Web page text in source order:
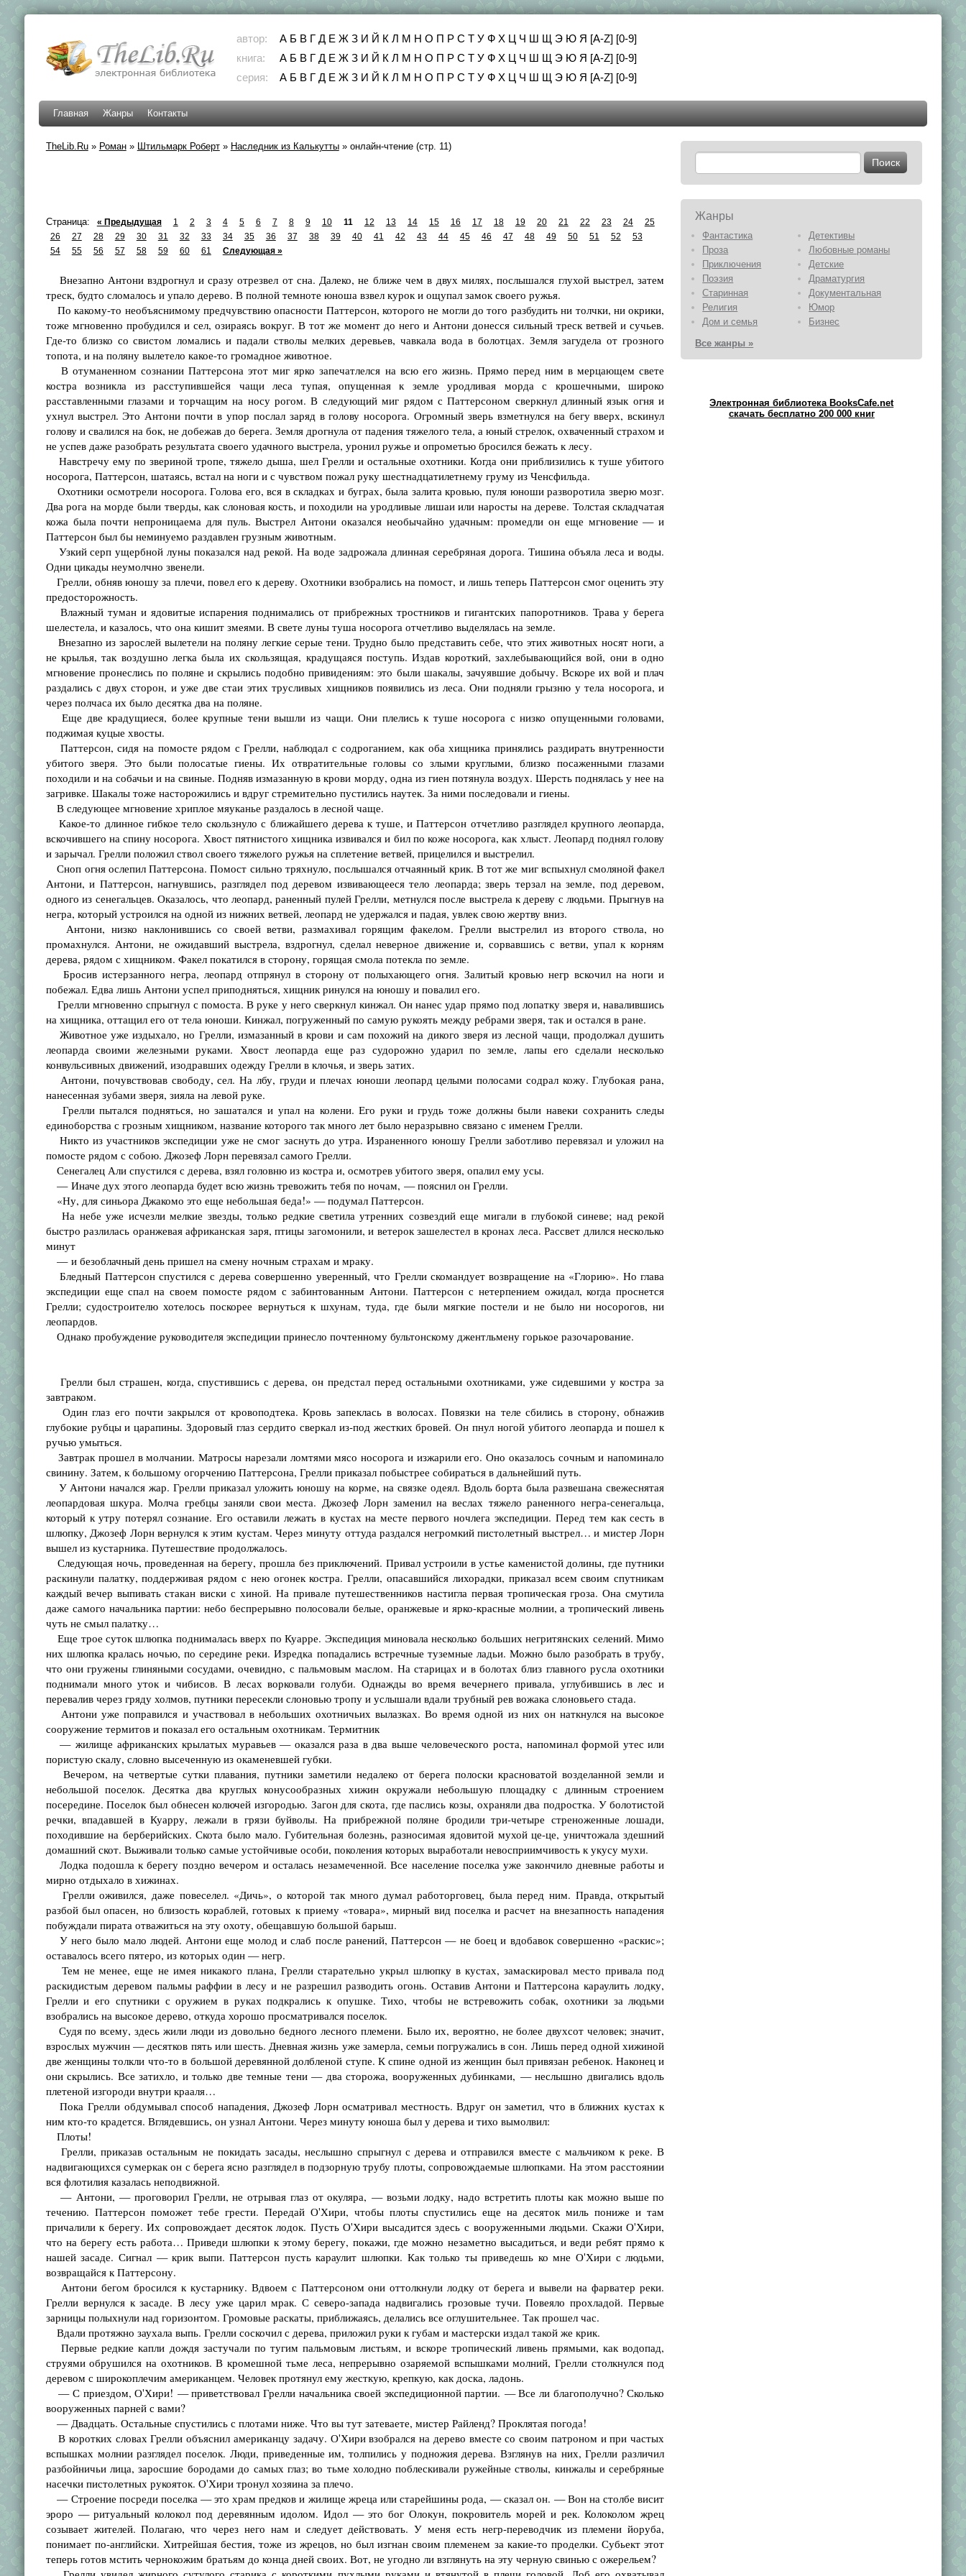
автор: А Б В Г Д Е Ж З И Й К Л М Н О П Р С Т У Ф Х Ц Ч Ш Щ Э Ю Я [A-Z] [0-9]
книга:
А Б В Г Д Е Ж З И Й К Л М Н О П Р С Т У Ф Х Ц Ч Ш Щ Э Ю Я [A-Z] [0-9]
серия:
А Б В Г Д Е Ж З И Й К Л М Н О П Р С Т У Ф Х Ц Ч Ш Щ Э Ю Я [A-Z] [0-9]
Главная Жанры Контакты
TheLib.Ru» Роман» Штильмарк Роберт» Наследник из Калькутты» онлайн-чтение (стр. 11)
Страница: « Предыдущая 1 2 3 4 5 6 7 8 9 10 11 12 13 14 15 16 17 18 19 20 21 22 23 24
25
26
27 28 29 30 31 32 33 34 35 36 37 38 39 40 41 42 43 44 45 46 47 48 49 50 51 52
53
54
55 56 57 58 59 60 61 Следующая »
Внезапно Антони вздрогнул и сразу отрезвел от сна. Далеко, не ближе чем в двух милях, послышался глухой выстрел, затем
треск, будто сломалось и упало дерево. В полной темноте юноша взвел курок и ощупал замок своего ружья.
По какому-то необъяснимому предчувствию опасности Паттерсон, которого не могли до того разбудить ни толчки, ни окрики,
тоже мгновенно пробудился и сел, озираясь вокруг. В тот же момент до него и Антони донесся сильный треск ветвей и сучьев.
Где-то близко со свистом ломались и падали стволы мелких деревьев, чавкала вода в болотцах. Земля загудела от грозного
топота, и на поляну вылетело какое-то громадное животное.
В отуманенном сознании Паттерсона этот миг ярко запечатлелся на всю его жизнь. Прямо перед ним в мерцающем свете
костра возникла из расступившейся чащи леса тупая, опущенная к земле уродливая морда с крошечными, широко
расставленными глазами и торчащим на носу рогом. В следующий миг рядом с Паттерсоном сверкнул длинный язык огня и
ухнул выстрел. Это Антони почти в упор послал заряд в голову носорога. Огромный зверь взметнулся на бегу вверх, вскинул
голову и свалился на бок, не добежав до берега. Земля дрогнула от падения тяжелого тела, а юный стрелок, охваченный страхом и
не успев даже разобрать результата своего удачного выстрела, уронил ружье и опрометью бросился бежать к лесу.
Навстречу ему по звериной тропе, тяжело дыша, шел Грелли и остальные охотники. Когда они приблизились к туше убитого
носорога, Паттерсон, шатаясь, встал на ноги и с чувством пожал руку шестнадцатилетнему груму из Ченсфильда.
Охотники осмотрели носорога. Голова его, вся в складках и буграх, была залита кровью, пуля юноши разворотила зверю мозг.
Два рога на морде были тверды, как слоновая кость, и походили на уродливые лишаи или наросты на дереве. Толстая складчатая
кожа была почти непроницаема для пуль. Выстрел Антони оказался необычайно удачным: промедли он еще мгновение — и
Паттерсон был бы неминуемо раздавлен грузным животным.
Узкий серп ущербной луны показался над рекой. На воде задрожала длинная серебряная дорога. Тишина объяла леса и воды.
Одни цикады неумолчно звенели.
Грелли, обняв юношу за плечи, повел его к дереву. Охотники взобрались на помост, и лишь теперь Паттерсон смог оценить эту
предосторожность.
Влажный туман и ядовитые испарения поднимались от прибрежных тростников и гигантских папоротников. Трава у берега
шелестела, и казалось, что она кишит змеями. В свете луны туша носорога отчетливо выделялась на земле.
Внезапно из зарослей вылетели на поляну легкие серые тени. Трудно было представить себе, что этих животных носят ноги, а
не крылья, так воздушно легка была их скользящая, крадущаяся поступь. Издав короткий, захлебывающийся вой, они в одно
мгновение пронеслись по поляне и скрылись подобно привидениям: это были шакалы, зачуявшие добычу. Вскоре их вой и плач
раздались с двух сторон, и уже две стаи этих трусливых хищников появились из леса. Они подняли грызню у тела носорога, и
через полчаса их было десятка два на поляне.
Еще две крадущиеся, более крупные тени вышли из чащи. Они плелись к туше носорога с низко опущенными головами,
поджимая куцые хвосты.
Паттерсон, сидя на помосте рядом с Грелли, наблюдал с содроганием, как оба хищника принялись раздирать внутренности
убитого зверя. Это были полосатые гиены. Их отвратительные головы со злыми круглыми, близко посаженными глазами
походили и на собачьи и на свиные. Подняв измазанную в крови морду, одна из гиен потянула воздух. Шерсть поднялась у нее на
загривке. Шакалы тоже насторожились и вдруг стремительно пустились наутек. За ними последовали и гиены.
В следующее мгновение хриплое мяуканье раздалось в лесной чаще.
Какое-то длинное гибкое тело скользнуло с ближайшего дерева к туше, и Паттерсон отчетливо разглядел крупного леопарда,
вскочившего на спину носорога. Хвост пятнистого хищника извивался и бил по коже носорога, как хлыст. Леопард поднял голову
и зарычал. Грелли положил ствол своего тяжелого ружья на сплетение ветвей, прицелился и выстрелил.
Сноп огня ослепил Паттерсона. Помост сильно тряхнуло, послышался отчаянный крик. В тот же миг вспыхнул смоляной факел
Антони, и Паттерсон, нагнувшись, разглядел под деревом извивающееся тело леопарда; зверь терзал на земле, под деревом,
одного из сенегальцев. Оказалось, что леопард, раненный пулей Грелли, метнулся после выстрела к дереву с людьми. Прыгнув на
негра, который устроился на одной из нижних ветвей, леопард не удержался и падая, увлек свою жертву вниз.
Антони, низко наклонившись со своей ветви, размахивал горящим факелом. Грелли выстрелил из второго ствола, но
промахнулся. Антони, не ожидавший выстрела, вздрогнул, сделал неверное движение и, сорвавшись с ветви, упал к корням
дерева, рядом с хищником. Факел покатился в сторону, горящая смола потекла по земле.
Бросив истерзанного негра, леопард отпрянул в сторону от полыхающего огня. Залитый кровью негр вскочил на ноги и
побежал. Едва лишь Антони успел приподняться, хищник ринулся на юношу и повалил его.
Грелли мгновенно спрыгнул с помоста. В руке у него сверкнул кинжал. Он нанес удар прямо под лопатку зверя и, навалившись
на хищника, оттащил его от тела юноши. Кинжал, погруженный по самую рукоять между ребрами зверя, так и остался в ране.
Животное уже издыхало, но Грелли, измазанный в крови и сам похожий на дикого зверя из лесной чащи, продолжал душить
леопарда своими железными руками. Хвост леопарда еще раз судорожно ударил по земле, лапы его сделали несколько
конвульсивных движений, изодравших одежду Грелли в клочья, и зверь затих.
Антони, почувствовав свободу, сел. На лбу, груди и плечах юноши леопард целыми полосами содрал кожу. Глубокая рана,
нанесенная зубами зверя, зияла на левой руке.
Грелли пытался подняться, но зашатался и упал на колени. Его руки и грудь тоже должны были навеки сохранить следы
единоборства с грозным хищником, название которого так много лет было неразрывно связано с именем Грелли.
Никто из участников экспедиции уже не смог заснуть до утра. Израненного юношу Грелли заботливо перевязал и уложил на
помосте рядом с собою. Джозеф Лорн перевязал самого Грелли.
Сенегалец Али спустился с дерева, взял головню из костра и, осмотрев убитого зверя, опалил ему усы.
— Иначе дух этого леопарда будет всю жизнь тревожить тебя по ночам, — пояснил он Грелли.
«Ну, для синьора Джакомо это еще небольшая беда!» — подумал Паттерсон.
На небе уже исчезли мелкие звезды, только редкие светила утренних созвездий еще мигали в глубокой синеве; над рекой
быстро разлилась оранжевая африканская заря, птицы загомонили, и ветерок зашелестел в кронах леса. Рассвет длился несколько
минут
— и безоблачный день пришел на смену ночным страхам и мраку.
Бледный Паттерсон спустился с дерева совершенно уверенный, что Грелли скомандует возвращение на «Глорию». Но глава
экспедиции еще спал на своем помосте рядом с забинтованным Антони. Паттерсон с нетерпением ожидал, когда проснется
Грелли; судостроителю хотелось поскорее вернуться к шхунам, туда, где были мягкие постели и не было ни носорогов, ни
леопардов.
Однако пробуждение руководителя экспедиции принесло почтенному бультонскому джентльмену горькое разочарование.
Грелли был страшен, когда, спустившись с дерева, он предстал перед остальными охотниками, уже сидевшими у костра за
завтраком.
Один глаз его почти закрылся от кровоподтека. Кровь запеклась в волосах. Повязки на теле сбились в сторону, обнажив
глубокие рубцы и царапины. Здоровый глаз сердито сверкал из-под жестких бровей. Он пнул ногой убитого леопарда и пошел к
ручью умыться.
Завтрак прошел в молчании. Матросы нарезали ломтями мясо носорога и изжарили его. Оно оказалось сочным и напоминало
свинину. Затем, к большому огорчению Паттерсона, Грелли приказал побыстрее собираться в дальнейший путь.
У Антони начался жар. Грелли приказал уложить юношу на корме, на связке одеял. Вдоль борта была развешана свежеснятая
леопардовая шкура. Молча гребцы заняли свои места. Джозеф Лорн заменил на веслах тяжело раненного негра-сенегальца,
который к утру потерял сознание. Его оставили лежать в кустах на месте первого ночлега экспедиции. Перед тем как сесть в
шлюпку, Джозеф Лорн вернулся к этим кустам. Через минуту оттуда раздался негромкий пистолетный выстрел… и мистер Лорн
вышел из кустарника. Путешествие продолжалось.
Следующая ночь, проведенная на берегу, прошла без приключений. Привал устроили в устье каменистой долины, где путники
раскинули палатку, поддерживая рядом с нею огонек костра. Грелли, опасавшийся лихорадки, приказал всем своим спутникам
каждый вечер выпивать стакан виски с хиной. На привале путешественников настигла первая тропическая гроза. Она смутила
даже самого начальника партии: небо беспрерывно полосовали белые, оранжевые и ярко-красные молнии, а тропический ливень
чуть не смыл палатку…
Еще трое суток шлюпка поднималась вверх по Куарре. Экспедиция миновала несколько больших негритянских селений. Мимо
них шлюпка кралась ночью, по середине реки. Изредка попадались встречные туземные ладьи. Можно было разобрать в трубу,
что они гружены глиняными сосудами, очевидно, с пальмовым маслом. На старицах и в болотах близ главного русла охотники
поднимали много уток и чибисов. В лесах ворковали голуби. Однажды во время вечернего привала, углубившись в лес и
перевалив через гряду холмов, путники пересекли слоновью тропу и услышали вдали трубный рев вожака слоновьего стада.
Антони уже поправился и участвовал в небольших охотничьих вылазках. Во время одной из них он наткнулся на высокое
сооружение термитов и показал его остальным охотникам. Термитник
— жилище африканских крылатых муравьев — оказался раза в два выше человеческого роста, напоминал формой утес или
пористую скалу, словно высеченную из окаменевшей губки.
Вечером, на четвертые сутки плавания, путники заметили недалеко от берега полоски красноватой возделанной земли и
небольшой поселок. Десятка два круглых конусообразных хижин окружали небольшую площадку с длинным строением
посередине. Поселок был обнесен колючей изгородью. Загон для скота, где паслись козы, охраняли два подростка. У болотистой
речки, впадавшей в Куарру, лежали в грязи буйволы. На прибрежной поляне бродили три-четыре стреноженные лошади,
походившие на берберийских. Скота было мало. Губительная болезнь, разносимая ядовитой мухой це-це, уничтожала здешний
домашний скот. Выживали только самые устойчивые особи, поколения которых выработали невосприимчивость к укусу мухи.
Лодка подошла к берегу поздно вечером и осталась незамеченной. Все население поселка уже закончило дневные работы и
мирно отдыхало в хижинах.
Грелли оживился, даже повеселел. «Дичь», о которой так много думал работорговец, была перед ним. Правда, открытый
разбой был опасен, но близость кораблей, готовых к приему «товара», мирный вид поселка и расчет на внезапность нападения
побуждали пирата отважиться на эту охоту, обещавшую большой барыш.
У него было мало людей. Антони еще молод и слаб после ранений, Паттерсон — не боец и вдобавок совершенно «раскис»;
оставалось всего пятеро, из которых один — негр.
Тем не менее, еще не имея никакого плана, Грелли старательно укрыл шлюпку в кустах, замаскировал место привала под
раскидистым деревом пальмы раффии в лесу и не разрешил разводить огонь. Оставив Антони и Паттерсона караулить лодку,
Грелли и его спутники с оружием в руках подкрались к опушке. Тихо, чтобы не встревожить собак, охотники за людьми
взобрались на высокое дерево, откуда хорошо просматривался поселок.
Судя по всему, здесь жили люди из довольно бедного лесного племени. Было их, вероятно, не более двухсот человек; значит,
взрослых мужчин — десятков пять или шесть. Дневная жизнь уже замерла, семьи погружались в сон. Лишь перед одной хижиной
две женщины толкли что-то в большой деревянной долбленой ступе. К спине одной из женщин был привязан ребенок. Наконец и
они скрылись. Все затихло, и только две темные тени — два сторожа, вооруженных дубинками, — неслышно двигались вдоль
плетеной изгороди внутри крааля…
Пока Грелли обдумывал способ нападения, Джозеф Лорн осматривал местность. Вдруг он заметил, что в ближних кустах к
ним кто-то крадется. Вглядевшись, он узнал Антони. Через минуту юноша был у дерева и тихо вымолвил:
Плоты!
Грелли, приказав остальным не покидать засады, неслышно спрыгнул с дерева и отправился вместе с мальчиком к реке. В
надвигающихся сумеркак он с берега ясно разглядел в подзорную трубу плоты, сопровождаемые шлюпками. На этом расстоянии
вся флотилия казалась неподвижной.
— Антони, — проговорил Грелли, не отрывая глаз от окуляра, — возьми лодку, надо встретить плоты как можно выше по
течению. Паттерсон поможет тебе грести. Передай О'Хири, чтобы плоты спустились еще на десяток миль пониже и там
причалили к берегу. Их сопровождает десяток лодок. Пусть О'Хири высадится здесь с вооруженными людьми. Скажи О'Хири,
что на берегу есть работа… Приведи шлюпки к этому берегу, покажи, где можно незаметно высадиться, и веди ребят прямо к
нашей засаде. Сигнал — крик выпи. Паттерсон пусть караулит шлюпки. Как только ты приведешь ко мне О'Хири с людьми,
возвращайся к Паттерсону.
Антони бегом бросился к кустарнику. Вдвоем с Паттерсоном они оттолкнули лодку от берега и вывели на фарватер реки.
Грелли вернулся к засаде. В лесу уже царил мрак. С северо-запада надвигались грозовые тучи. Повеяло прохладой. Первые
зарницы полыхнули над горизонтом. Громовые раскаты, приближаясь, делались все оглушительнее. Так прошел час.
Вдали протяжно заухала выпь. Грелли соскочил с дерева, приложил руки к губам и мастерски издал такой же крик.
Первые редкие капли дождя застучали по тугим пальмовым листьям, и вскоре тропический ливень прямыми, как водопад,
струями обрушился на охотников. В кромешной тьме леса, непрерывно озаряемой вспышками молний, Грелли столкнулся под
деревом с широкоплечим американцем. Человек протянул ему жесткую, крепкую, как доска, ладонь.
— С приездом, О'Хири! — приветствовал Грелли начальника своей экспедиционной партии. — Все ли благополучно? Сколько
вооруженных парней с вами?
— Двадцать. Остальные спустились с плотами ниже. Что вы тут затеваете, мистер Райленд? Проклятая погода!
В коротких словах Грелли объяснил американцу задачу. О'Хири взобрался на дерево вместе со своим патроном и при частых
вспышках молнии разглядел поселок. Люди, приведенные им, толпились у подножия дерева. Взглянув на них, Грелли различил
разбойничьи лица, заросшие бородами до самых глаз; во тьме холодно поблескивали ружейные стволы, кинжалы и серебряные
насечки пистолетных рукояток. О'Хири тронул хозяина за плечо.
— Строение посреди поселка — это храм предков и жилище жреца или старейшины рода, — сказал он. — Вон на столбе висит
эроро — ритуальный колокол под деревянным идолом. Идол — это бог Олокун, покровитель морей и рек. Колоколом жрец
созывает жителей. Полагаю, что через него нам и следует действовать. У меня есть негр-переводчик из племени йоруба,
понимает по-английски. Хитрейшая бестия, тоже из жрецов, но был изгнан своим племенем за какие-то проделки. Субьект этот
теперь готов мстить чернокожим братьям до конца дней своих. Вот, не угодно ли взглянуть на эту черную свинью с ожерельем?
Жанры
Фантастика
Детективы
Проза
Любовные романы
Приключения
Детские
Поэзия
Драматургия
Старинная
Документальная
Религия
Юмор
Дом и семья
Бизнес
Все жанры »
Электронная библиотека BooksCafe.net
скачать бесплатно 200 000 книг